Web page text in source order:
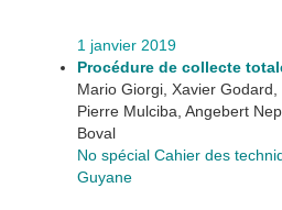
1 janvier 2019
Procédure de collecte
Mario Giorgi, Xavier
Pierre Mulciba, Angebert
Boval
No spécial Cahier des
Guyane